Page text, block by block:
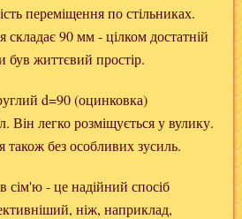
переміщення по стільниках.
складає 90 мм - цілком достатній
життєвий простір.
d=90 (оцинковка)
Він легко розміщується у вулику.
без особливих зусиль.
сім'ю - це надійний спосіб
ніж, наприклад,